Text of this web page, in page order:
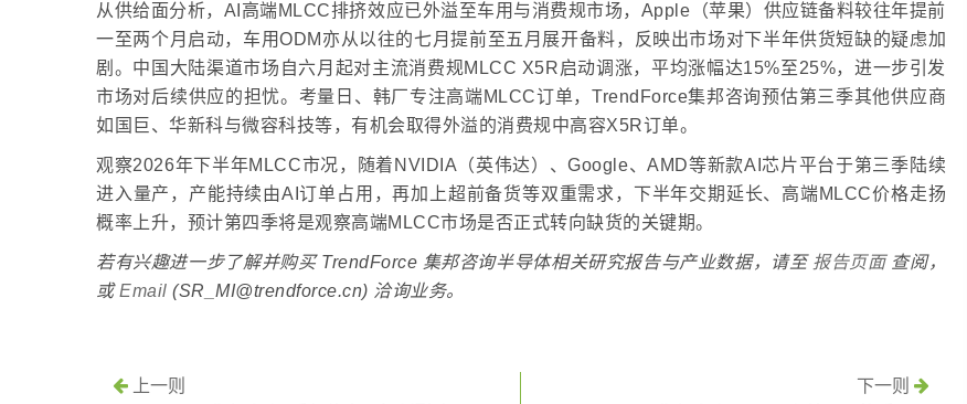
从供给面分析，AI高端MLCC排挤效应已外溢至车用与消费规市场，Apple（苹果）供应链备料较往年提前
一至两个月启动，车用ODM亦从以往的七月提前至五月展开备料，反映出市场对下半年供货短缺的疑虑加
剧。中国大陆渠道市场自六月起对主流消费规MLCC X5R启动调涨，平均涨幅达15%至25%，进一步引发
市场对后续供应的担忧。考量日、韩厂专注高端MLCC订单，TrendForce集邦咨询预估第三季其他供应商
如国巨、华新科与微容科技等，有机会取得外溢的消费规中高容X5R订单。
观察2026年下半年MLCC市况，随着NVIDIA（英伟达）、Google、AMD等新款AI芯片平台于第三季陆续
进入量产，产能持续由AI订单占用，再加上超前备货等双重需求，下半年交期延长、高端MLCC价格走扬
概率上升，预计第四季将是观察高端MLCC市场是否正式转向缺货的关键期。
若有兴趣进一步了解并购买 TrendForce 集邦咨询半导体相关研究报告与产业数据，请至 报告页面查阅，
或Email (SR_MI@trendforce.cn) 洽询业务。
上一则
下一则